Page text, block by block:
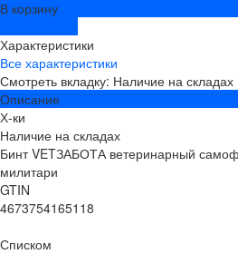
В корзину
Характеристики
Все характеристики
Смотреть вкладку: Наличие на складах
Описание
Х-ки
Наличие на складах
Бинт VETЗАБОТА ветеринарный
милитари
GTIN
4673754165118
Списком